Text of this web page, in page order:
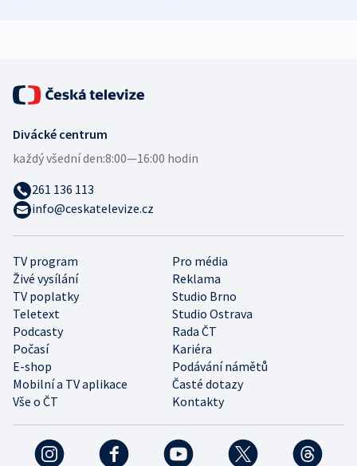
TV program
Pro média
Živé vysílání
Reklama
TV poplatky
Studio Brno
Teletext
Studio Ostrava
Podcasty
Rada ČT
Počasí
Kariéra
E-shop
Podávání námětů
Mobilní a TV aplikace
Časté dotazy
Vše o ČT
Kontakty
Divácké centrum
každý všední den:8:00—16:00 hodin
261 136 113
info@ceskatelevize.cz